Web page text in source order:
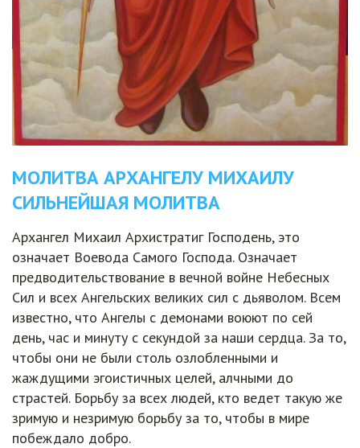
МОЛИТВА АРХАНГЕЛУ МИХАИЛУ
СИЛЬНЕЙШАЯ МОЛИТВА
Архангел Михаил Архистратиг Господень, это
означает Воевода Самого Господа. Означает
предводительствование в вечной войне Небесных
Сил и всех Ангельских великих сил с дьяволом. Всем
известно, что Ангелы с демонами воюют по сей
день, час и минуту с секундой за наши сердца. За то,
чтобы они не были столь озлобленными и
жаждущими эгоистичных целей, алчными до
страстей. Борьбу за всех людей, кто ведет такую же
зримую и незримую борьбу за то, чтобы в мире
побеждало добро.